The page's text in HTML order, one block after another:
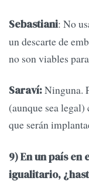
Sebastiani: No
un descarte de
no son viables
Saraví:Ninguna.
(aunque sea
que serán
9) En un país
igualitario,